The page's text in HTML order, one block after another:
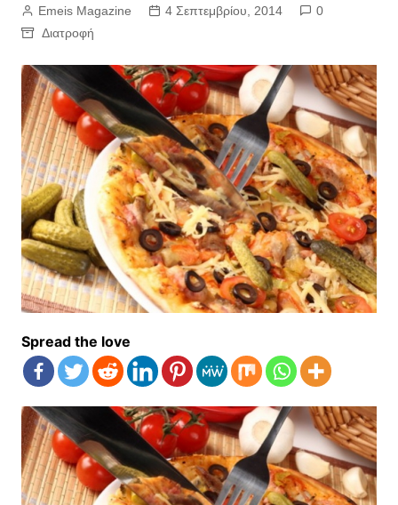
Emeis Magazine 4 Σεπτεμβρίου, 2014
0
Διατροφή
Spread the love